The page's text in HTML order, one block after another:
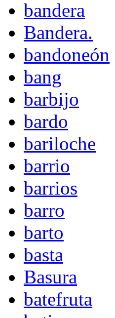
bandera
Bandera.
bandoneón
bang
barbijo
bardo
bariloche
barrio
barrios
barro
barto
basta
Basura
batefruta